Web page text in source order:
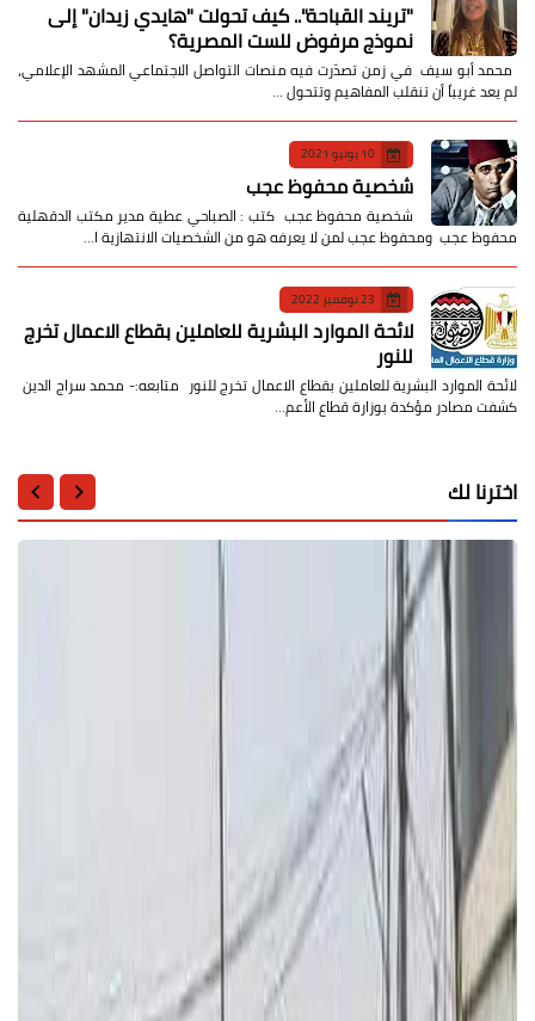
​"تريند القباحة".. كيف تحولت "هايدي زيدان" إلى
نموذج مرفوض للست المصرية؟
​ محمد أبو سيف ​في زمن تصدّرت فيه منصات التواصل الاجتماعي المشهد الإعلامي،
لم يعد غريباً أن تنقلب المفاهيم وتتحول …
10 يونيو 2021
شخصية محفوظ عجب
شخصية محفوظ عجب كتب : الصباحي عطية مدير مكتب الدقهلية
محفوظ عجب ومحفوظ عجب لمن لا يعرفه هو من الشخصيات الانتهازية ا…
23 نوفمبر 2022
لائحة الموارد البشرية للعاملين بقطاع الاعمال تخرج
للنور
لائحة الموارد البشرية للعاملين بقطاع الاعمال تخرج للنور متابعه:- محمد سراج الدين
كشفت مصادر مؤكدة بوزارة قطاع الأعم…
اخترنا لك